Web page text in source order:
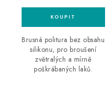
Brusná politura bez obsahu
silikonu, pro broušení
zvětralých a mírně
poškrábaných laků.